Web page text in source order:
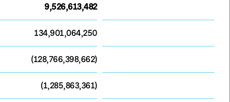
9,526,613,482
134,901,064,250
(128,766,398,662)
(1,285,863,361)